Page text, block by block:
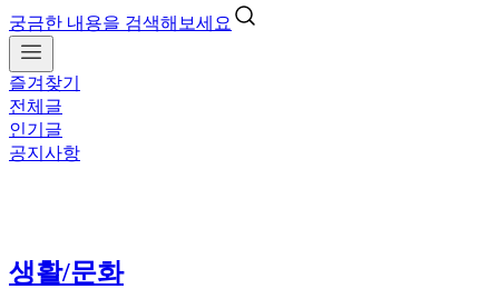
궁금한 내용을 검색해보세요
즐겨찾기
전체글
인기글
공지사항
생활/문화